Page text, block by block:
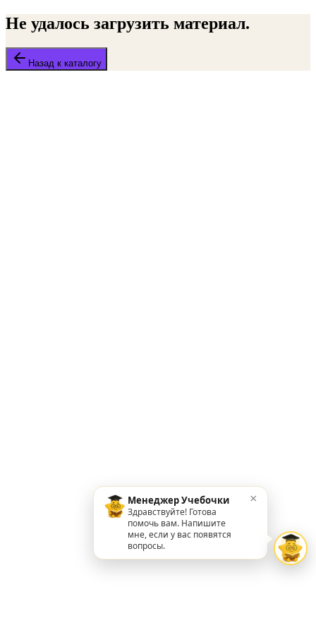
Не удалось загрузить материал.
Назад к каталогу
Менеджер Учебочки
Здравствуйте! Готова
помочь вам. Напишите
мне, если у вас появятся
вопросы.
×